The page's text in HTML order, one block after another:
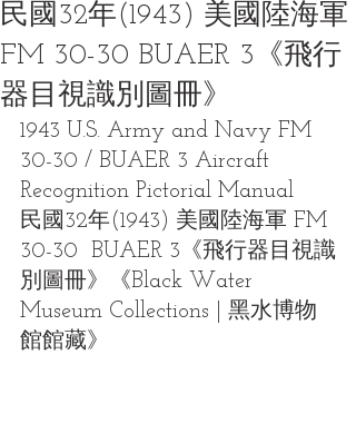
民國32年(1943) 美國陸海軍
FM 30-30 BUAER 3《飛行
器目視識別圖冊》
1943 U.S. Army and Navy FM
30-30 / BUAER 3 Aircraft
Recognition Pictorial Manual
民國32年(1943) 美國陸海軍 FM
30-30  BUAER 3《飛行器目視識
別圖冊》《Black Water
Museum Collections | 黑水博物
館館藏》